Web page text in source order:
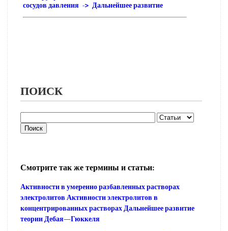
сосудов давления -> Дальнейшее развитие
ПОИСК
Смотрите так же термины и статьи:
Активности в умеренно разбавленных растворах
электролитов Активности электролитов в
концентрированных растворах Дальнейшее развитие
теории Дебая—Гюккеля